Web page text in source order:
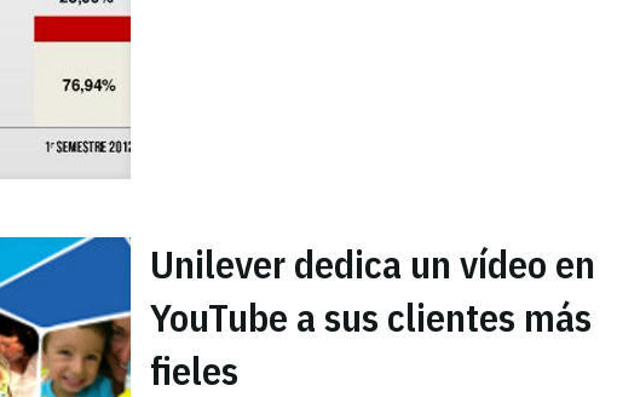
Unilever dedica un vídeo en
YouTube a sus clientes más
fieles